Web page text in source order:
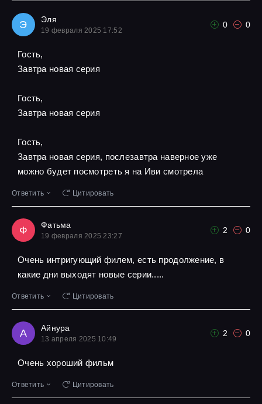
Э Эля
19 февраля 2025 17:52
0 0
Гость,
Завтра новая серия
Гость,
Завтра новая серия
Гость,
Завтра новая серия, послезавтра наверное уже
можно будет посмотреть я на Иви смотрела
Ответить Цитировать
Ф Фатьма
19 февраля 2025 23:27
2 0
Очень интригующий филем, есть продолжение, в
какие дни выходят новые серии.....
Ответить Цитировать
А Айнура
13 апреля 2025 10:49
2 0
Очень хороший фильм
Ответить Цитировать